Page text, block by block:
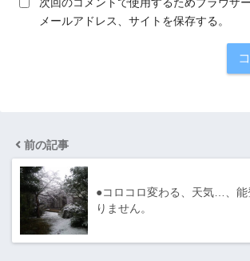
次回のコメントで使用するためブラウザ
メールアドレス、サイトを保存する。
前の記事
●コロコロ変わる、天気…、能
りません。